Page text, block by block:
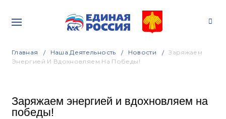
Главная Наша Деятельность Новости
Заряжаем
Энергией И Вдохновляем На Победы!
Заряжаем энергией и вдохновляем на
победы!